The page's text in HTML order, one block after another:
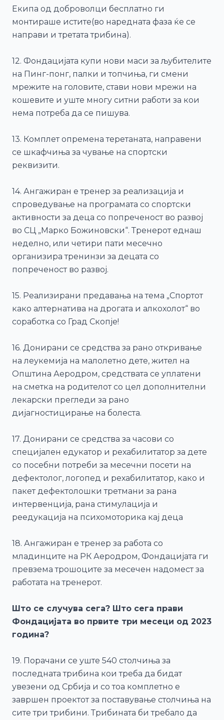
Екипа од доброволци бесплатно ги
монтираше истите(во наредната фаза ќе се
направи и третата трибина).
12. Фондацијата купи нови маси за љубителите
на Пинг-понг, палки и топчиња, ги смени
мрежите на головите, стави нови мрежи на
кошевите и уште многу ситни работи за кои
нема потреба да се пишува.
13. Комплет опремена теретаната, направени
се шкафчиња за чување на спортски
реквизити.
14. Ангажиран е тренер за реализација и
спроведување на програмата со спортски
активности за деца со попреченост во развој
во СЦ „Марко Божиновски“. Тренерот еднаш
неделно, или четири пати месечно
организира тренинзи за децата со
попреченост во развој.
15. Реализирани предавања на тема „Спортот
како алтернатива на дрогата и алкохолот“ во
соработка со Град Скопје!
16. Донирани се средства за рано откривање
на леукемија на малолетно дете, жител на
Општина Аеродром, средствата се уплатени
на сметка на родителот со цел дополнителни
лекарски прегледи за рано
дијагностицирање на болеста.
17. Донирани се средства за часови со
специјален едукатор и рехабилитатор за дете
со посебни потреби за месечни посети на
дефектолог, логопед и рехабилитатор, како и
пакет дефектолошки третмани за рана
интервенција, рана стимулација и
реедукација на психомоторика кај деца
18. Ангажиран е тренер за работа со
младинците на РК Аеродром, Фондацијата ги
превзема трошоците за месечен надомест за
работата на тренерот.
Што се случува сега? Што сега прави
Фондацијата во првите три месеци од 2023
година?
19. Порачани се уште 540 столчиња за
последната трибина кои треба да бидат
увезени од Србија и со тоа комплетно е
завршен проектот за поставување столчиња на
сите три трибини. Трибината би требало да